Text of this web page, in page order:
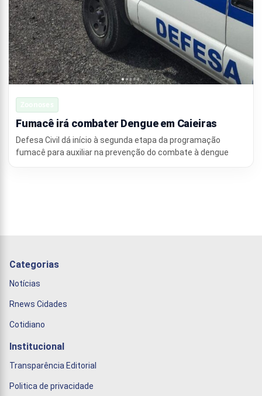
Fumacê irá combater Dengue em Caieiras
Defesa Civil dá início à segunda etapa da programação
fumacê para auxiliar na prevenção do combate à dengue
Categorias
Notícias
Rnews Cidades
Cotidiano
Institucional
Transparência Editorial
Politica de privacidade